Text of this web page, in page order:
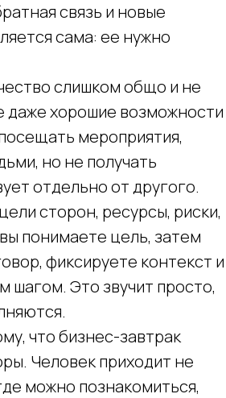
связь и новые
сама: ее нужно
слишком общо и не
даже хорошие возможности
мероприятия,
но не получать
отдельно от другого.
сторон, ресурсы, риски,
понимаете цель, затем
фиксируете контекст и
шагом. Это звучит просто,
что бизнес-завтрак
Человек приходит не
можно познакомиться,